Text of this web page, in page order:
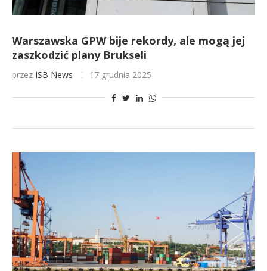
Warszawska GPW bije rekordy, ale mogą jej
zaszkodzić plany Brukseli
przez ISB News 17 grudnia 2025